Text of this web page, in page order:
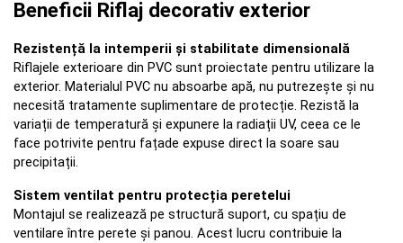
Beneficii Riflaj decorativ exterior
Rezistență la intemperii și stabilitate dimensională
Riflajele exterioare din PVC sunt proiectate pentru utilizare la
exterior. Materialul PVC nu absoarbe apă, nu putrezește și nu
necesită tratamente suplimentare de protecție. Rezistă la
variații de temperatură și expunere la radiații UV, ceea ce le
face potrivite pentru fațade expuse direct la soare sau
precipitații.
Sistem ventilat pentru protecția peretelui
Montajul se realizează pe structură suport, cu spațiu de
ventilare între perete și panou. Acest lucru contribuie la